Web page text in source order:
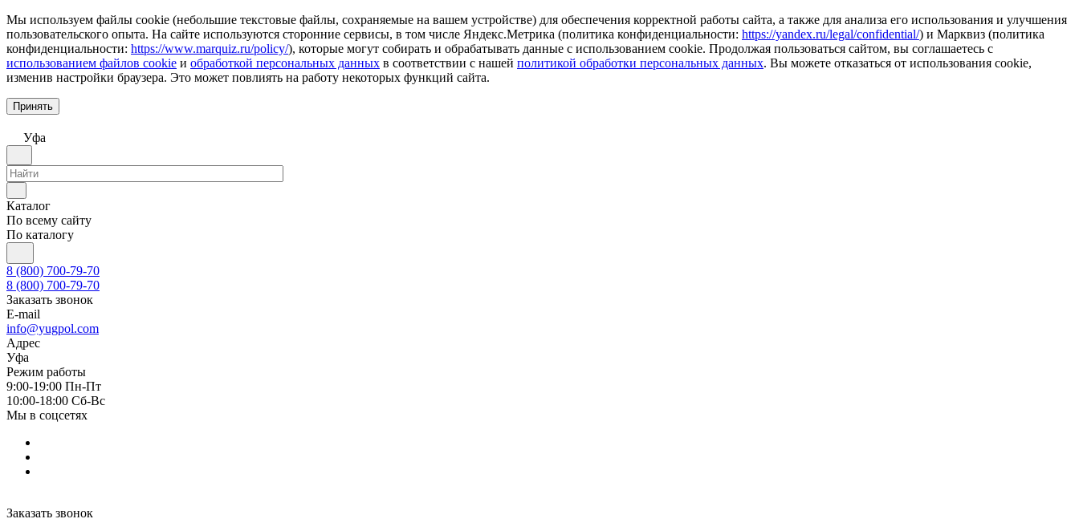
Мы используем файлы cookie (небольшие текстовые файлы, сохраняемые на вашем устройстве) для обеспечения корректной работы сайта, а также для анализа его использования и улучшения
пользовательского опыта. На сайте используются сторонние сервисы, в том числе Яндекс.Метрика (политика конфиденциальности: https://yandex.ru/legal/confidential/) и Марквиз (политика
конфиденциальности: https://www.marquiz.ru/policy/), которые могут собирать и обрабатывать данные с использованием cookie. Продолжая пользоваться сайтом, вы соглашаетесь с
использованием файлов cookie и обработкой персональных данных в соответствии с нашей политикой обработки персональных данных. Вы можете отказаться от использования cookie,
изменив настройки браузера. Это может повлиять на работу некоторых функций сайта.
Принять
Уфа
Каталог
По всему сайту
По каталогу
8 (800) 700-79-70
8 (800) 700-79-70
Заказать звонок
E-mail
info@yugpol.com
Адрес
Уфа
Режим работы
9:00-19:00 Пн-Пт
10:00-18:00 Cб-Вс
Мы в соцсетях
Заказать звонок